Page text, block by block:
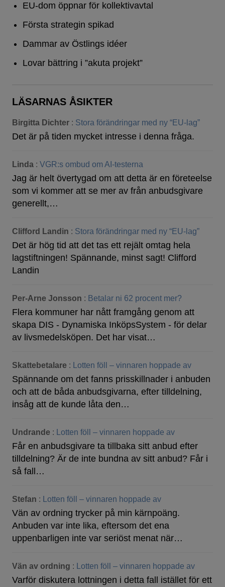
EU-dom öppnar för kollektivavtal
Första strategin spikad
Dammar av Östlings idéer
Lovar bättring i ”akuta projekt”
LÄSARNAS ÅSIKTER
Birgitta Dichter : Stora förändringar med ny “EU-lag”
Det är på tiden mycket intresse i denna fråga.
Linda : VGR:s ombud om AI-testerna
Jag är helt övertygad om att detta är en företeelse
som vi kommer att se mer av från anbudsgivare
generellt,…
Clifford Landin : Stora förändringar med ny “EU-lag”
Det är hög tid att det tas ett rejält omtag hela
lagstiftningen! Spännande, minst sagt! Clifford
Landin
Per-Arne Jonsson : Betalar ni 62 procent mer?
Flera kommuner har nått framgång genom att
skapa DIS - Dynamiska InköpsSystem - för delar
av livsmedelsköpen. Det har visat…
Skattebetalare : Lotten föll – vinnaren hoppade av
Spännande om det fanns prisskillnader i anbuden
och att de båda anbudsgivarna, efter tilldelning,
insåg att de kunde låta den…
Undrande : Lotten föll – vinnaren hoppade av
Får en anbudsgivare ta tillbaka sitt anbud efter
tilldelning? Är de inte bundna av sitt anbud? Får i
så fall…
Stefan : Lotten föll – vinnaren hoppade av
Vän av ordning trycker på min kärnpoäng.
Anbuden var inte lika, eftersom det ena
uppenbarligen inte var seriöst menat när…
Vän av ordning : Lotten föll – vinnaren hoppade av
Varför diskutera lottningen i detta fall istället för ett